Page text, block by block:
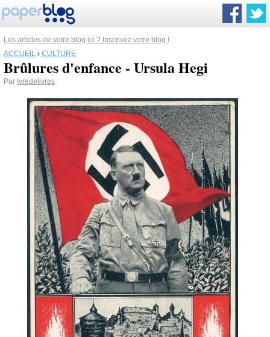
Les articles de votre blog ici ? Inscrivez votre blog !
ACCUEIL › CULTURE
Brûlures d'enfance - Ursula Hegi
Par Ivredelivres